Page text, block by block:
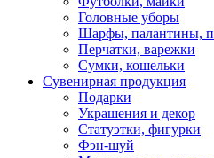
Головные уборы
Шарфы, палантины,
Перчатки, варежки
Сумки, кошельки
Сувенирная продукция
Подарки
Украшения и декор
Статуэтки, фигурки
Фэн-шуй